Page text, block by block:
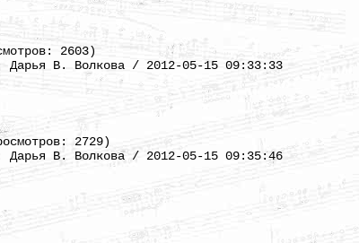
2603)
Дарья В. Волкова / 2012-05-15 09:33:33
2729)
Дарья В. Волкова / 2012-05-15 09:35:46